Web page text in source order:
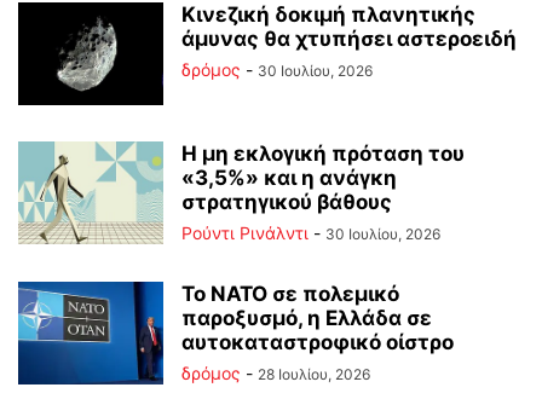
Κινεζική δοκιμή πλανητικής
άμυνας θα χτυπήσει αστεροειδή
δρόμος - 30 Ιουλίου, 2026
Η μη εκλογική πρόταση του
«3,5%» και η ανάγκη
στρατηγικού βάθους
Ρούντι Ρινάλντι - 30 Ιουλίου, 2026
Το ΝΑΤΟ σε πολεμικό
παροξυσμό, η Ελλάδα σε
αυτοκαταστροφικό οίστρο
δρόμος - 28 Ιουλίου, 2026